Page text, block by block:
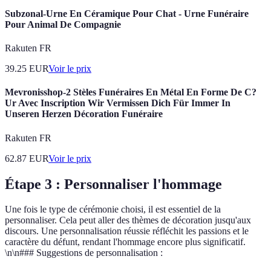
Subzonal-Urne En Céramique Pour Chat - Urne Funéraire
Pour Animal De Compagnie
Rakuten FR
39.25 EURVoir le prix
Mevronisshop-2 Stèles Funéraires En Métal En Forme De C?
Ur Avec Inscription Wir Vermissen Dich Für Immer In
Unseren Herzen Décoration Funéraire
Rakuten FR
62.87 EURVoir le prix
Étape 3 : Personnaliser l'hommage
Une fois le type de cérémonie choisi, il est essentiel de la
personnaliser. Cela peut aller des thèmes de décoration jusqu'aux
discours. Une personnalisation réussie réfléchit les passions et le
caractère du défunt, rendant l'hommage encore plus significatif.
\n\n### Suggestions de personnalisation :